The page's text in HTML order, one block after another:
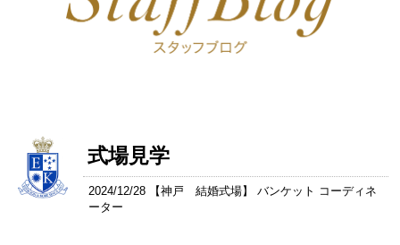
式場見学
2024/12/28 【神戸 結婚式場】 バンケット コーディネ
ーター